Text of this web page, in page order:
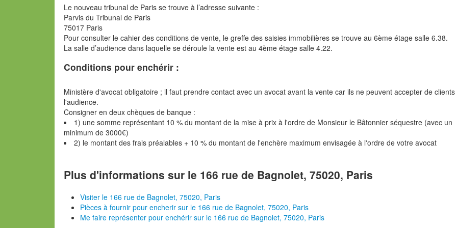
Le nouveau tribunal de Paris se trouve à l’adresse suivante :
Parvis du Tribunal de Paris
75017 Paris
Pour consulter le cahier des conditions de vente, le greffe des saisies immobilières se trouve au 6ème étage salle 6.38.
La salle d’audience dans laquelle se déroule la vente est au 4ème étage salle 4.22.
Conditions pour enchérir :
Ministère d'avocat obligatoire ; il faut prendre contact avec un avocat avant la vente car ils ne peuvent accepter de clients
l'audience.
Consigner en deux chèques de banque :
1) une somme représentant 10 % du montant de la mise à prix à l'ordre de Monsieur le Bâtonnier séquestre (avec un
minimum de 3000€)
2) le montant des frais préalables + 10 % du montant de l'enchère maximum envisagée à l'ordre de votre avocat
Plus d'informations sur le 166 rue de Bagnolet, 75020, Paris
Visiter le 166 rue de Bagnolet, 75020, Paris
Pièces à fournir pour encherir sur le 166 rue de Bagnolet, 75020, Paris
Me faire représenter pour enchérir sur le 166 rue de Bagnolet, 75020, Paris